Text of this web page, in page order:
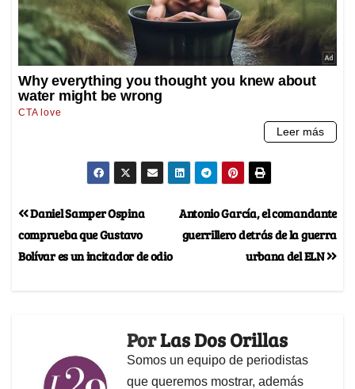
Antonio García, el comandante
guerrillero detrás de la guerra
urbana del ELN
Daniel Samper Ospina
comprueba que Gustavo
Bolívar es un incitador de odio
PorLas Dos Orillas
Somos un equipo de periodistas
que queremos mostrar, además